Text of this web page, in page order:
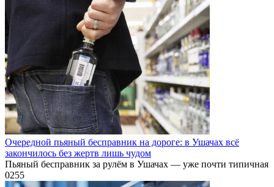
Очередной пьяный бесправник на дороге: в Ушачах всё
закончилось без жертв лишь чудом
Пьяный бесправник за рулём в Ушачах — уже почти типичная
0255